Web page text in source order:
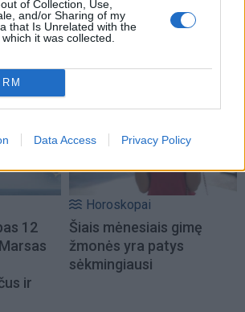
of Collection, Use,
and/or Sharing of my
that Is Unrelated with the
it was collected.
Data Access Privacy Policy
12
ir
Horoskopai
Šiais mėnesiais gimę
žmonės yra patys
sėkmingiausi